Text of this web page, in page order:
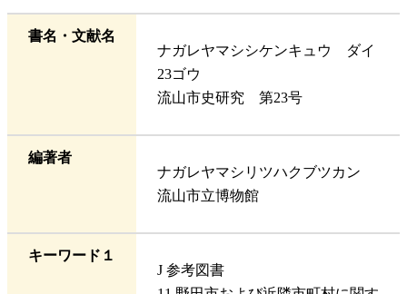
書名・文献名
ナガレヤマシシケンキュウ ダイ
23ゴウ
流山市史研究 第23号
編著者
ナガレヤマシリツハクブツカン
流山市立博物館
キーワード１
J 参考図書